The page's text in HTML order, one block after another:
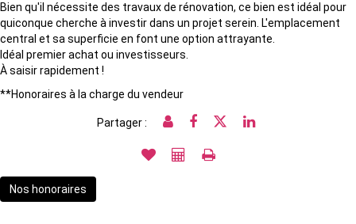
Bien qu'il nécessite des travaux de rénovation, ce bien est idéal pour
quiconque cherche à investir dans un projet serein. L'emplacement
central et sa superficie en font une option attrayante.
Idéal premier achat ou investisseurs.
À saisir rapidement !
**Honoraires à la charge du vendeur
Partager :
Nos honoraires